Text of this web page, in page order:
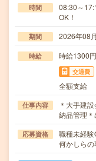
時間
08:30～
OK！
期間 2026年08
時給 時給1300
交通費
全額支給
仕事内容
＊大手建
納品管理
応募資格
職種未経
何かしら